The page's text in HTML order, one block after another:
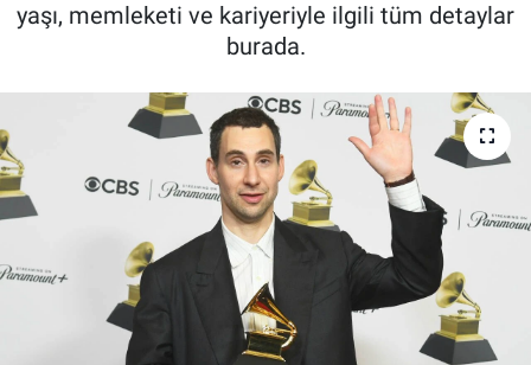
yaşı, memleketi ve kariyeriyle ilgili tüm detaylar
burada.